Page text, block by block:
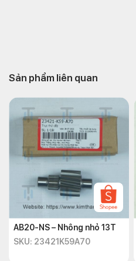
Sản phẩm liên quan
AB20-NS – Nhông nhỏ 13T
SKU: 23421K59A70